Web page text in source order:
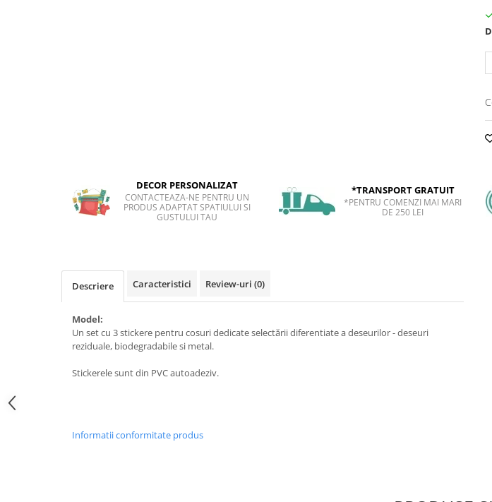
Stickere Panou Poze
DECOR PERSONALIZAT
CONTACTEAZA-NE PENTRU UN
PRODUS ADAPTAT SPATIULUI SI
GUSTULUI TAU
*TRANSPORT GRATUIT
*PENTRU COMENZI MAI MARI
DE 250 LEI
Descriere Caracteristici Review-uri (0)
Model:
Un set cu 3 stickere pentru cosuri dedicate selectării diferentiate a deseurilor - deseuri
reziduale, biodegradabile si metal.
Stickerele sunt din PVC autoadeziv.
Informatii conformitate produs